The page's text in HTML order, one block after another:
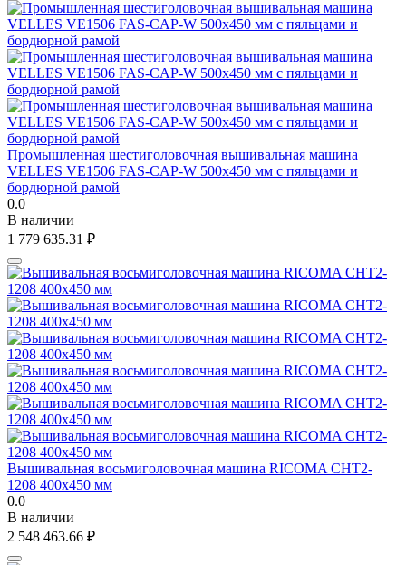
Промышленная шестиголовочная вышивальная машина
VELLES VE1506 FAS-CAP-W 500х450 мм c пяльцами и
бордюрной рамой
0.0
В наличии
1 779 635.31 ₽
Вышивальная восьмиголовочная машина RICOMA CHT2-
1208 400x450 мм
0.0
В наличии
2 548 463.66 ₽